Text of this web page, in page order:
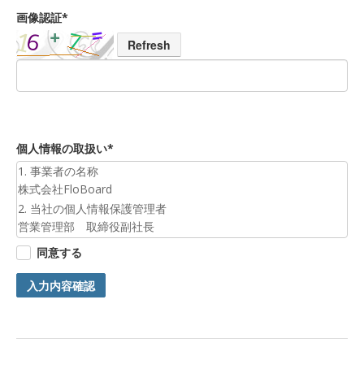
画像認証*
Refresh
個人情報の取扱い*
1. 事業者の名称
株式会社FloBoard
2. 当社の個人情報保護管理者
営業管理部 取締役副社長
3. 個人情報の利用目的
お預かりした個人情報は、お問合せへの対応のために利用いた
します。
4. 第三者提供について
ご入力頂く個人情報は第三者に提供しません。
同意する
入力内容確認